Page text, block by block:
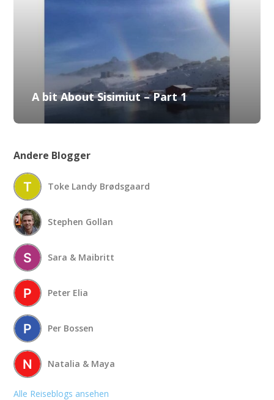
A bit About Sisimiut – Part 1
Andere Blogger
Toke Landy Brødsgaard
Stephen Gollan
Sara & Maibritt
Peter Elia
Per Bossen
Natalia & Maya
Alle Reiseblogs ansehen